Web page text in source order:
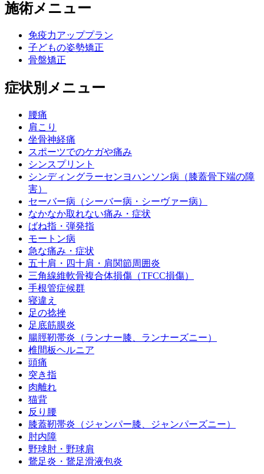
施術メニュー
免疫力アッププラン
子どもの姿勢矯正
骨盤矯正
症状別メニュー
腰痛
肩こり
坐骨神経痛
スポーツでのケガや痛み
シンスプリント
シンディングラーセンヨハンソン病（膝蓋骨下端の障
害）
セーバー病（シーバー病・シーヴァー病）
なかなか取れない痛み・症状
ばね指・弾発指
モートン病
急な痛み・症状
五十肩・四十肩・肩関節周囲炎
三角線維軟骨複合体損傷（TFCC損傷）
手根管症候群
寝違え
足の捻挫
足底筋膜炎
腸脛靭帯炎（ランナー膝、ランナーズニー）
椎間板ヘルニア
頭痛
突き指
肉離れ
猫背
反り腰
膝蓋靭帯炎（ジャンパー膝、ジャンパーズニー）
肘内障
野球肘・野球肩
鵞足炎・鵞足滑液包炎